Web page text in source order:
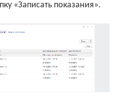
«Записать показания».